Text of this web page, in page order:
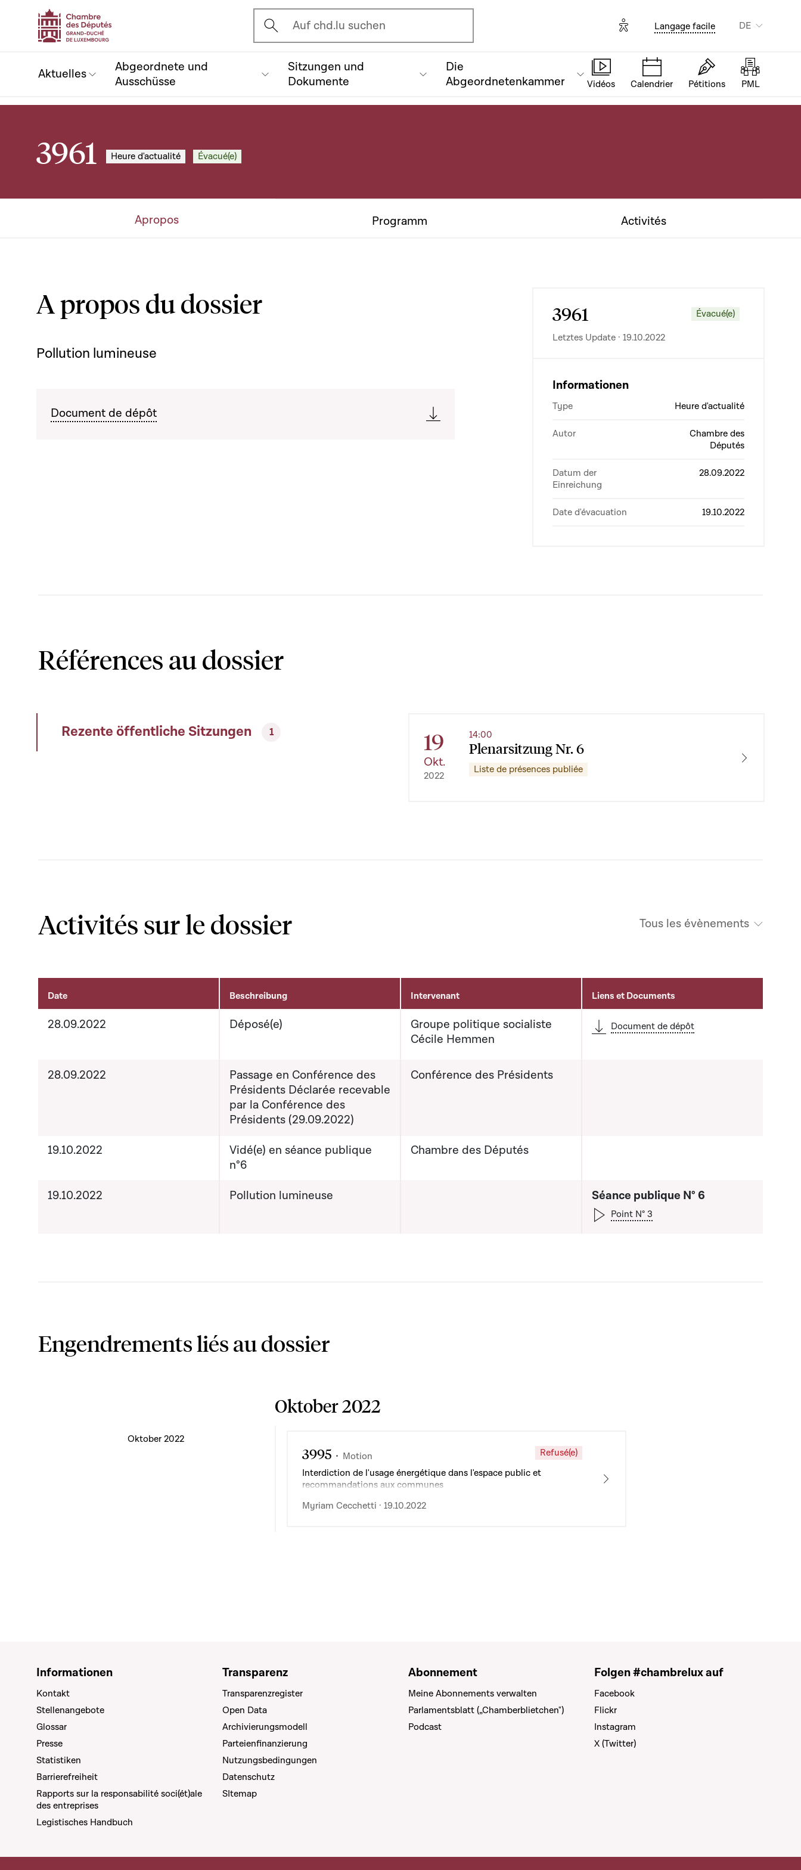
Ouvrir l'écran de recherche
Auf chd.lu suchen Options d'accessibilité
Langage facile DE
Aktuelles
Abgeordnete und
Ausschüsse
Sitzungen und
Dokumente
Die
Abgeordnetenkammer
Vidéos Calendrier Pétitions PML
3961 Heure d'actualité Évacué(e)
Apropos Programm Activités
A propos du dossier
Pollution lumineuse
Document de dépôt
3961 Évacué(e)
Letztes Update · 19.10.2022
Informationen
Type Heure d'actualité
Autor
Chambre des
Députés
Datum der
Einreichung
28.09.2022
Date d'évacuation 19.10.2022
Références au dossier
Rezente öffentliche Sitzungen 1 19
Okt.
2022
Plenarsitzung Nr. 6
14:00
Liste de présences publiée
Activités sur le dossier Tous les évènements
Activités sur le dossier
Date Beschreibung Intervenant Liens et Documents
28.09.2022 Déposé(e)
Groupe politique socialiste
Cécile Hemmen
Document de dépôt
28.09.2022
Passage en Conférence des
Présidents Déclarée recevable
par la Conférence des
Présidents (29.09.2022)
Conférence des Présidents
19.10.2022
Vidé(e) en séance publique
n°6
Chambre des Députés
19.10.2022 Pollution lumineuse Séance publique N° 6
Point N° 3
Engendrements liés au dossier
Oktober 2022
Oktober 2022
3995 Motion
Refusé(e)
Interdiction de l'usage énergétique dans l'espace public et
recommandations aux communes
Myriam Cecchetti · 19.10.2022
Informationen
Kontakt
Stellenangebote
Glossar
Presse
Statistiken
Barrierefreiheit
Rapports sur la responsabilité soci(ét)ale
des entreprises
Legistisches Handbuch
Transparenz
Transparenzregister
Open Data
Archivierungsmodell
Parteienfinanzierung
Nutzungsbedingungen
Datenschutz
SItemap
Abonnement
Meine Abonnements verwalten
Parlamentsblatt („Chamberblietchen")
Podcast
Folgen #chambrelux auf
Facebook
Flickr
Instagram
X (Twitter)